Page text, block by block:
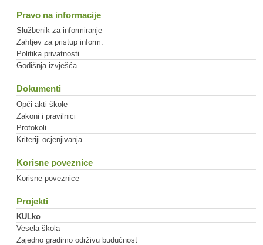
Pravo na informacije
Službenik za informiranje
Zahtjev za pristup inform.
Politika privatnosti
Godišnja izvješća
Dokumenti
Opći akti škole
Zakoni i pravilnici
Protokoli
Kriteriji ocjenjivanja
Korisne poveznice
Korisne poveznice
Projekti
KULko
Vesela škola
Zajedno gradimo održivu budućnost